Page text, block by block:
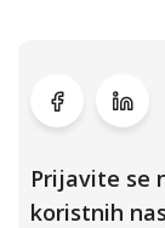
Prijavite se
koristnih